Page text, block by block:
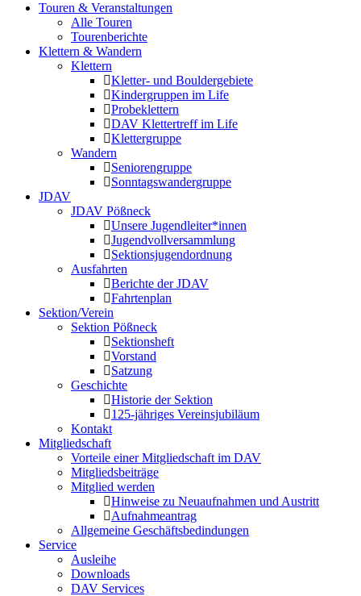
Touren & Veranstaltungen
Alle Touren
Tourenberichte
Klettern & Wandern
Klettern
Kletter- und Bouldergebiete
Kindergruppen im Life
Probeklettern
DAV Klettertreff im Life
Klettergruppe
Wandern
Seniorengruppe
Sonntagswandergruppe
JDAV
JDAV Pößneck
Unsere Jugendleiter*innen
Jugendvollversammlung
Sektionsjugendordnung
Ausfahrten
Berichte der JDAV
Fahrtenplan
Sektion/Verein
Sektion Pößneck
Sektionsheft
Vorstand
Satzung
Geschichte
Historie der Sektion
125-jähriges Vereinsjubiläum
Kontakt
Mitgliedschaft
Vorteile einer Mitgliedschaft im DAV
Mitgliedsbeiträge
Mitglied werden
Hinweise zu Neuaufnahmen und Austritt
Aufnahmeantrag
Allgemeine Geschäftsbedindungen
Service
Ausleihe
Downloads
DAV Services